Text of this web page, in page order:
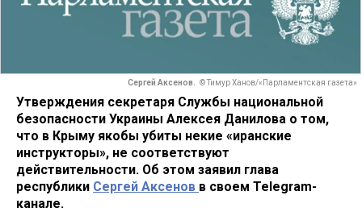
Сергей Аксенов. © Тимур Ханов/«Парламентская газета»
Утверждения секретаря Службы национальной
безопасности Украины Алексея Данилова о том,
что в Крыму якобы убиты некие «иранские
инструкторы», не соответствуют
действительности. Об этом заявил глава
республики Сергей Аксенов в своем Telegram-
канале.